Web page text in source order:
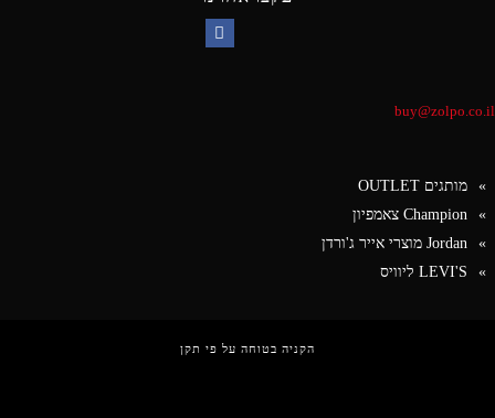
buy@zolpo.co.il
מותגים OUTLET
Champion צאמפיון
Jordan מוצרי אייר ג'ורדן
LEVI'S ליוויס
הקניה בטוחה על פי תקן